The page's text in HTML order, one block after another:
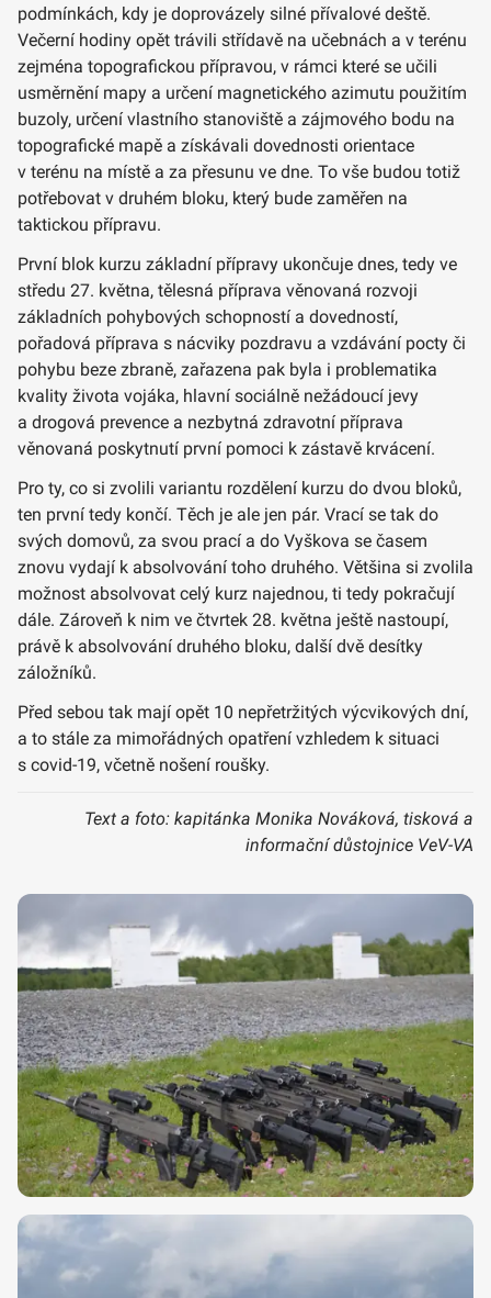
podmínkách, kdy je doprovázely silné přívalové deště.
Večerní hodiny opět trávili střídavě na učebnách a v terénu
zejména topografickou přípravou, v rámci které se učili
usměrnění mapy a určení magnetického azimutu použitím
buzoly, určení vlastního stanoviště a zájmového bodu na
topografické mapě a získávali dovednosti orientace
v terénu na místě a za přesunu ve dne. To vše budou totiž
potřebovat v druhém bloku, který bude zaměřen na
taktickou přípravu.
První blok kurzu základní přípravy ukončuje dnes, tedy ve
středu 27. května, tělesná příprava věnovaná rozvoji
základních pohybových schopností a dovedností,
pořadová příprava s nácviky pozdravu a vzdávání pocty či
pohybu beze zbraně, zařazena pak byla i problematika
kvality života vojáka, hlavní sociálně nežádoucí jevy
a drogová prevence a nezbytná zdravotní příprava
věnovaná poskytnutí první pomoci k zástavě krvácení.
Pro ty, co si zvolili variantu rozdělení kurzu do dvou bloků,
ten první tedy končí. Těch je ale jen pár. Vrací se tak do
svých domovů, za svou prací a do Vyškova se časem
znovu vydají k absolvování toho druhého. Většina si zvolila
možnost absolvovat celý kurz najednou, ti tedy pokračují
dále. Zároveň k nim ve čtvrtek 28. května ještě nastoupí,
právě k absolvování druhého bloku, další dvě desítky
záložníků.
Před sebou tak mají opět 10 nepřetržitých výcvikových dní,
a to stále za mimořádných opatření vzhledem k situaci
s covid-19, včetně nošení roušky.
Text a foto: kapitánka Monika Nováková, tisková a
informační důstojnice VeV-VA